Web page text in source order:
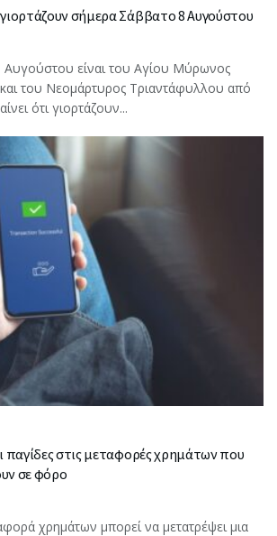
σήμερα Σάββατο 8 Αυγούστου
είναι του Αγίου Μύρωνος
του Νεομάρτυρος Τριαντάφυλλου από
ότι γιορτάζουν...
παγίδες στις μεταφορές χρημάτων που
σε φόρο
χρημάτων μπορεί να μετατρέψει μια